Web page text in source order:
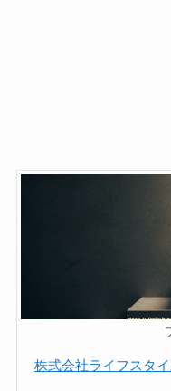
株式会社ライフスタ